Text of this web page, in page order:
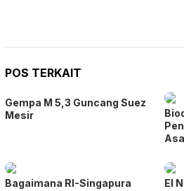
POS TERKAIT
Gempa M 5,3 Guncang Suez
Mesir
Bagaimana RI-Singapura
El